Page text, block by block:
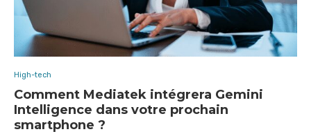
High-tech
Comment Mediatek intégrera Gemini
Intelligence dans votre prochain
smartphone ?